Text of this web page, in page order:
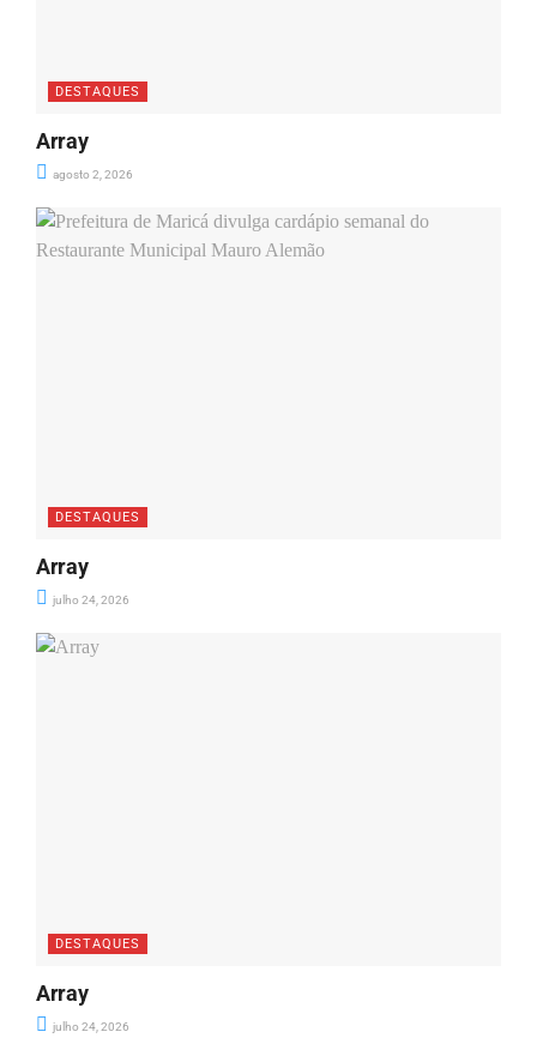
DESTAQUES
Array
agosto 2, 2026
DESTAQUES
Array
julho 24, 2026
DESTAQUES
Array
julho 24, 2026